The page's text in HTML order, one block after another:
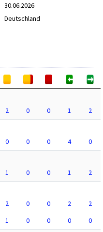
30.06.2026
Deutschland
2 0 0 1
2
0 0 0 4
0
1 0 0 1
2
2 0 0 2
2
1 0 0 0
0